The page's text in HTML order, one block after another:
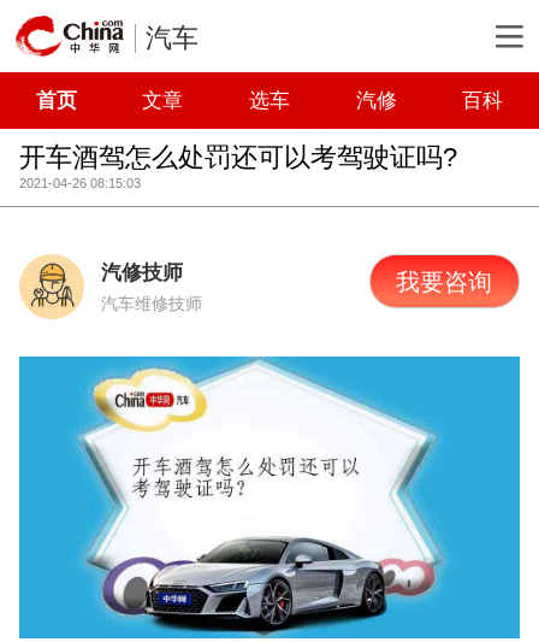
汽车
首页 文章 选车 汽修 百科
开车酒驾怎么处罚还可以考驾驶证吗?
2021-04-26 08:15:03
汽修技师
汽车维修技师
我要咨询